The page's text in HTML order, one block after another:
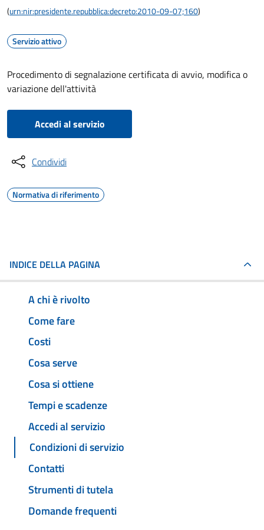
(urn:nir:presidente.repubblica:decreto:2010-09-07;160)
Servizio attivo
Procedimento di segnalazione certificata di avvio, modifica o
variazione dell'attività
Accedi al servizio
Condividi
Normativa di riferimento
INDICE DELLA PAGINA
A chi è rivolto
Come fare
Costi
Cosa serve
Cosa si ottiene
Tempi e scadenze
Accedi al servizio
Condizioni di servizio
Contatti
Strumenti di tutela
Domande frequenti